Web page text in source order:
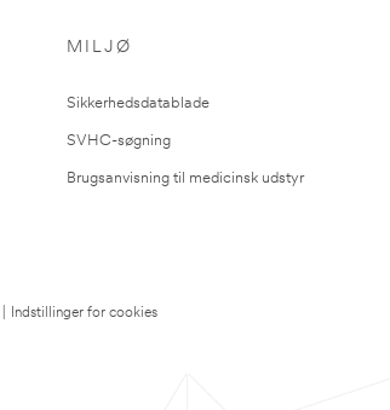
MILJØ
Sikkerhedsdatablade
SVHC-søgning
Brugsanvisning til medicinsk udstyr
Indstillinger for cookies